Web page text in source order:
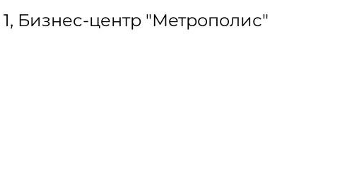
Бизнес-центр "Метрополис"